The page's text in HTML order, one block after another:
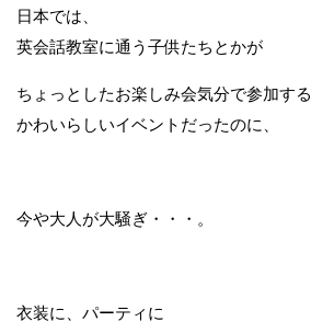
日本では、
英会話教室に通う子供たちとかが
ちょっとしたお楽しみ会気分で参加する
かわいらしいイベントだったのに、
今や大人が大騒ぎ・・・。
衣装に、パーティに